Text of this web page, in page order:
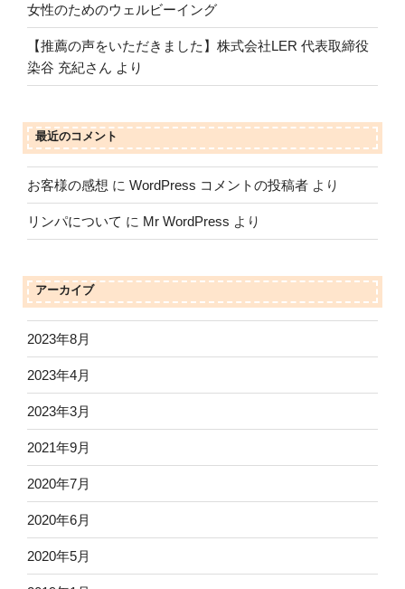
女性のためのウェルビーイング
【推薦の声をいただきました】株式会社LER 代表取締役
染谷 充紀さん より
最近のコメント
お客様の感想 に WordPress コメントの投稿者 より
リンパについて に Mr WordPress より
アーカイブ
2023年8月
2023年4月
2023年3月
2021年9月
2020年7月
2020年6月
2020年5月